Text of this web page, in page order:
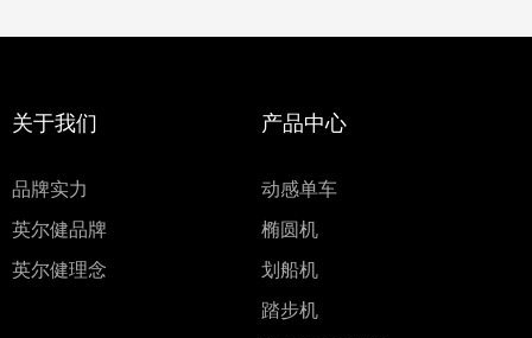
关于我们
品牌实力
英尔健品牌
英尔健理念
产品中心
动感单车
椭圆机
划船机
踏步机